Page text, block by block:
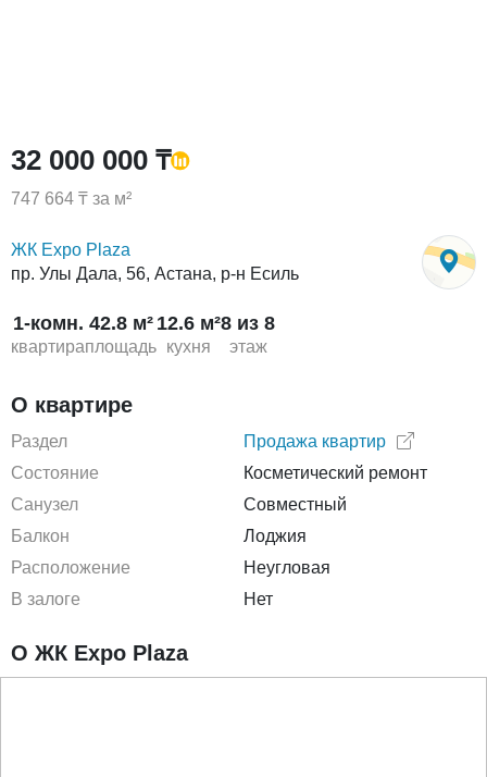
32 000 000 ₸
747 664 ₸ за м²
ЖК Expo Plaza
пр. Улы Дала, 56, Астана, р-н Есиль
1-комн.
квартира
42.8 м²
площадь
12.6 м²
кухня
8 из 8
этаж
О квартире
Раздел
Продажа квартир
Состояние
Косметический ремонт
Санузел
Совместный
Балкон
Лоджия
Расположение
Неугловая
В залоге
Нет
О ЖК Expo Plaza